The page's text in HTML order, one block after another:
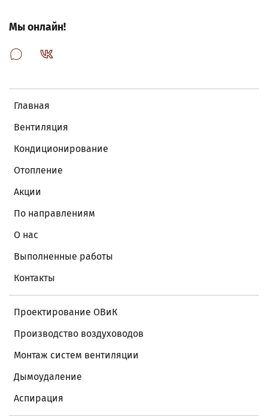
Главная
Вентиляция
Кондиционирование
Отопление
Акции
По направлениям
О нас
Выполненные работы
Контакты
Проектирование ОВиК
Производство воздуховодов
Монтаж систем вентиляции
Дымоудаление
Аспирация
Мы онлайн!